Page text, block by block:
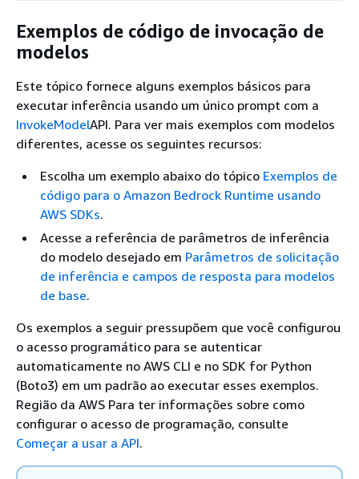
Exemplos de código de invocação de
modelos
Este tópico fornece alguns exemplos básicos para
executar inferência usando um único prompt com a
InvokeModelAPI. Para ver mais exemplos com modelos
diferentes, acesse os seguintes recursos:
Escolha um exemplo abaixo do tópico Exemplos de
código para o Amazon Bedrock Runtime usando
AWS SDKs.
Acesse a referência de parâmetros de inferência
do modelo desejado em Parâmetros de solicitação
de inferência e campos de resposta para modelos
de base.
Os exemplos a seguir pressupõem que você configurou
o acesso programático para se autenticar
automaticamente no AWS CLI e no SDK for Python
(Boto3) em um padrão ao executar esses exemplos.
Região da AWS Para ter informações sobre como
configurar o acesso de programação, consulte
Começar a usar a API.